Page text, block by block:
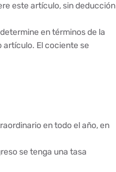
este artículo, sin deducción
en términos de la
El cociente se
en todo el año, en
se tenga una tasa